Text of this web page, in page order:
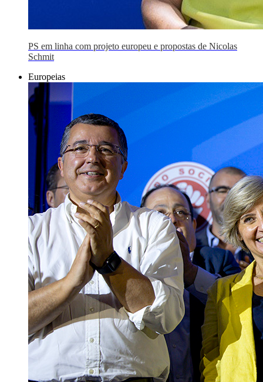
PS em linha com projeto europeu e propostas de Nicolas
Schmit
Europeias